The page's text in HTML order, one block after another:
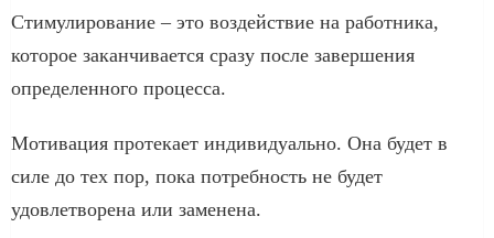
Стимулирование – это воздействие на работника,
которое заканчивается сразу после завершения
определенного процесса.
Мотивация протекает индивидуально. Она будет в
силе до тех пор, пока потребность не будет
удовлетворена или заменена.